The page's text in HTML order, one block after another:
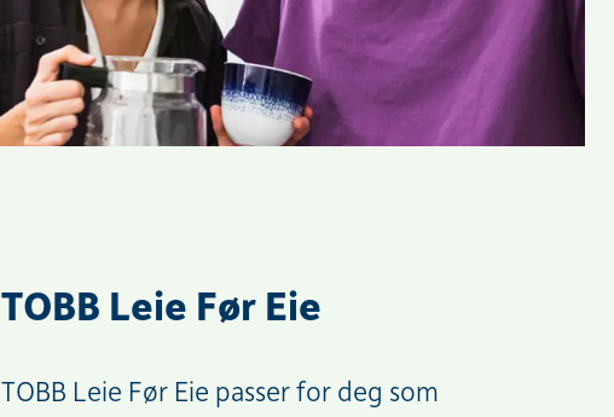
TOBB Leie Før Eie
TOBB Leie Før Eie passer for deg som